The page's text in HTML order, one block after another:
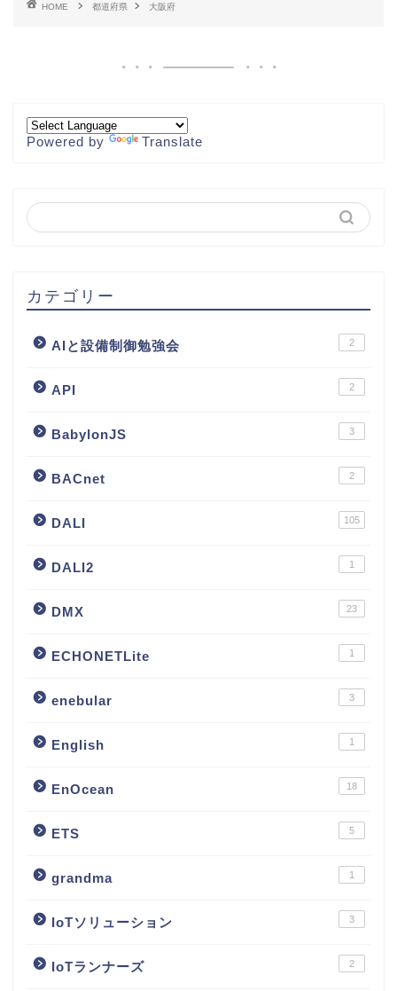
HOME 都道府県 大阪府
Powered by Translate
カテゴリー
AIと設備制御勉強会 2
API 2
BabylonJS 3
BACnet 2
DALI 105
DALI2 1
DMX 23
ECHONETLite 1
enebular 3
English 1
EnOcean 18
ETS 5
grandma 1
IoTソリューション 3
IoTランナーズ 2